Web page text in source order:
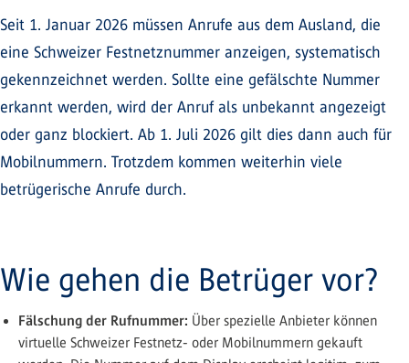
Seit 1. Januar 2026 müssen Anrufe aus dem Ausland, die
eine Schweizer Festnetznummer anzeigen, systematisch
gekennzeichnet werden. Sollte eine gefälschte Nummer
erkannt werden, wird der Anruf als unbekannt angezeigt
oder ganz blockiert. Ab 1. Juli 2026 gilt dies dann auch für
Mobilnummern. Trotzdem kommen weiterhin viele
betrügerische Anrufe durch.
Wie gehen die Betrüger vor?
Fälschung der Rufnummer: Über spezielle Anbieter können
virtuelle Schweizer Festnetz- oder Mobilnummern gekauft